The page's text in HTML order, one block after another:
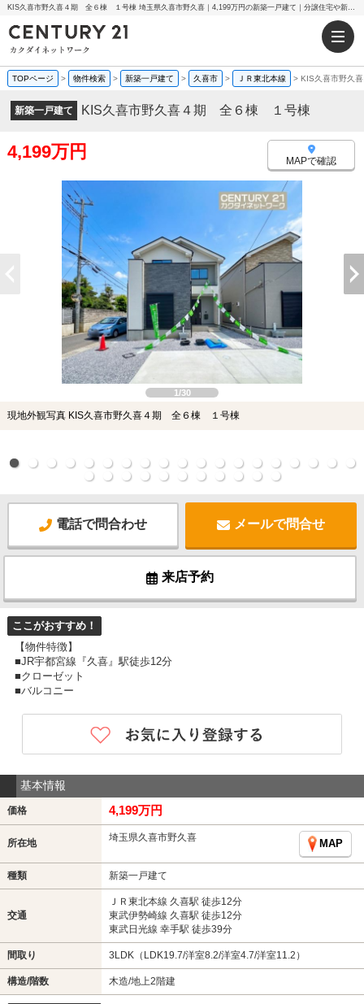
KIS久喜市野久喜４期 全６棟 １号棟 埼玉県久喜市野久喜｜4,199万円の新築一戸建て｜分譲住宅や新築物件｜センチュリー21カクダイネットワーク
TOPページ > 物件検索 > 新築一戸建て > 久喜市 > ＪＲ東北本線 > KIS久喜市野久
新築一戸建て KIS久喜市野久喜４期 全６棟 １号棟
4,199万円 MAPで確認
1/30
現地外観写真 KIS久喜市野久喜４期 全６棟 １号棟
電話で問合わせ メールで問合せ
来店予約
ここがおすすめ！
【物件特徴】
■JR宇都宮線『久喜』駅徒歩12分
■クローゼット
■バルコニー
基本情報
価格 4,199万円
所在地 埼玉県久喜市野久喜
MAP
種類 新築一戸建て
交通
ＪＲ東北本線 久喜駅 徒歩12分
東武伊勢崎線 久喜駅 徒歩12分
東武日光線 幸手駅 徒歩39分
間取り 3LDK（LDK19.7/洋室8.2/洋室4.7/洋室11.2）
構造/階数 木造/地上2階建